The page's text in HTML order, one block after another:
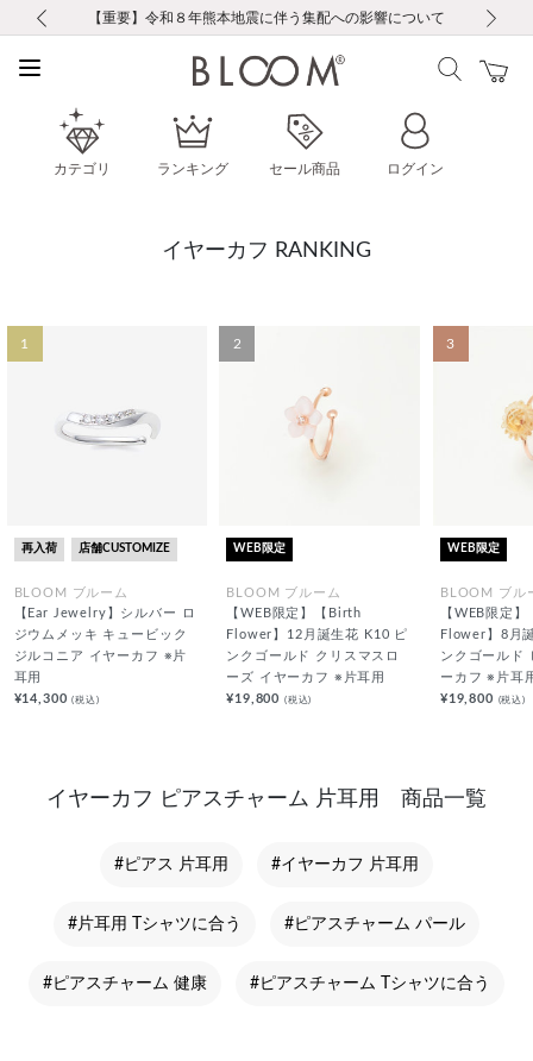
会員限定！レビュー投稿で100ポイントプレゼント
【重要】夏季休業の営業についてのご案内
【重要】令和８年熊本地震に伴う集配への影響について
【重要】ギフトラッピング料金改定および仕様変更のお知らせ
税込5,500円以上で送料無料｜最短24時間以内に発送
新規会員登録で1000ポイントプレゼント！
新規LINE友だち登録で500円クーポンプレゼント
会員限定！レビュー投稿で100ポイントプレゼント
【重要】夏季休業の営業についてのご案内
カテゴリ ランキング セール商品 ログイン
イヤーカフ RANKING
1
再入荷 店舗CUSTOMIZE
BLOOM ブルーム
【Ear Jewelry】シルバー ロ
ジウムメッキ キュービック
ジルコニア イヤーカフ ※片
耳用
¥14,300(税込)
2
WEB限定
BLOOM ブルーム
【WEB限定】【Birth
Flower】12月誕生花 K10 ピ
ンクゴールド クリスマスロ
ーズ イヤーカフ ※片耳用
¥19,800 (税込)
3
WEB限定
BLOOM ブル
【WEB限定
Flower】8月
ンクゴールド
ーカフ ※片耳
¥19,800 (税込)
イヤーカフ ピアスチャーム 片耳用 商品一覧
#ピアス 片耳用 #イヤーカフ 片耳用
#片耳用 Tシャツに合う #ピアスチャーム パール
#ピアスチャーム 健康 #ピアスチャーム Tシャツに合う